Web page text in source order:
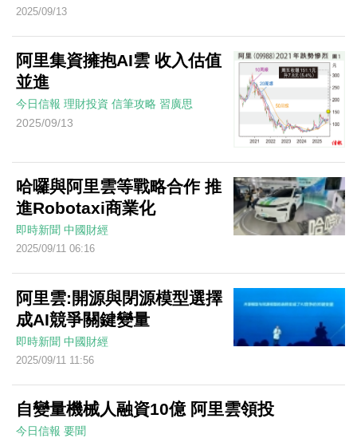
2025/09/13
阿里集資擁抱AI雲 收入估值
並進
今日信報 理財投資 信筆攻略 習廣思
2025/09/13
哈囉與阿里雲等戰略合作 推
進Robotaxi商業化
即時新聞 中國財經
2025/09/11 06:16
阿里雲:開源與閉源模型選擇
成AI競爭關鍵變量
即時新聞 中國財經
2025/09/11 11:56
自變量機械人融資10億 阿里雲領投
今日信報 要聞